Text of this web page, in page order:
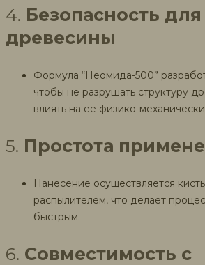
4. Безопасность для
древесины
Формула “Неомида-500”
чтобы не разрушать структуру
влиять на её физико-
5. Простота
Нанесение осуществляется
распылителем, что делает
быстрым.
6. Совместимость с